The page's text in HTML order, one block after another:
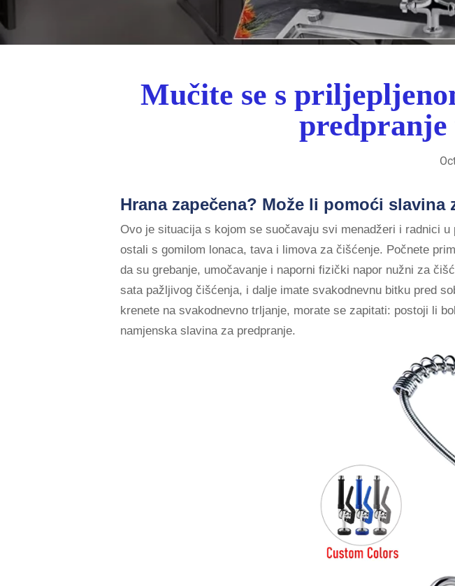
Mučite se s
predpranje
Hrana zapečena? Može li pomoći slavina
Ovo je situacija s kojom se suočavaju svi menadžeri i radnici
ostali s gomilom lonaca, tava i limova za čišćenje. Počnete
da su grebanje, umočavanje i naporni fizički napor nužni za
sata pažljivog čišćenja, i dalje imate svakodnevnu bitku pred
krenete na svakodnevno trljanje, morate se zapitati: postoji li
namjenska slavina za predpranje.